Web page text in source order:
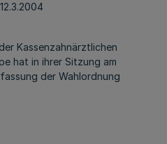
Kassenzahnärztlichen
hat in ihrer Sitzung am
der Wahlordnung